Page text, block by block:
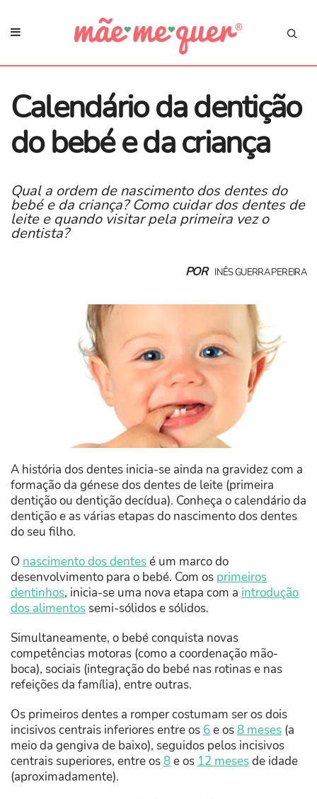
Calendário da dentição
do bebé e da criança
Qual a ordem de nascimento dos dentes do
bebé e da criança? Como cuidar dos dentes de
leite e quando visitar pela primeira vez o
dentista?
POR INÊS GUERRA PEREIRA
A história dos dentes inicia-se ainda na gravidez com a
formação da génese dos dentes de leite (primeira
dentição ou dentição decídua). Conheça o calendário da
dentição e as várias etapas do nascimento dos dentes
do seu filho.
O nascimento dos dentesé um marco do
desenvolvimento para o bebé. Com os primeiros
dentinhos, inicia-se uma nova etapa com a introdução
dos alimentos semi-sólidos e sólidos.
Simultaneamente, o bebé conquista novas
competências motoras (como a coordenação mão-
boca), sociais (integração do bebé nas rotinas e nas
refeições da família), entre outras.
Os primeiros dentes a romper costumam ser os dois
incisivos centrais inferiores entre os 6e os8 meses (a
meio da gengiva de baixo), seguidos pelos incisivos
centrais superiores, entre os8e os 12 mesesde idade
(aproximadamente).